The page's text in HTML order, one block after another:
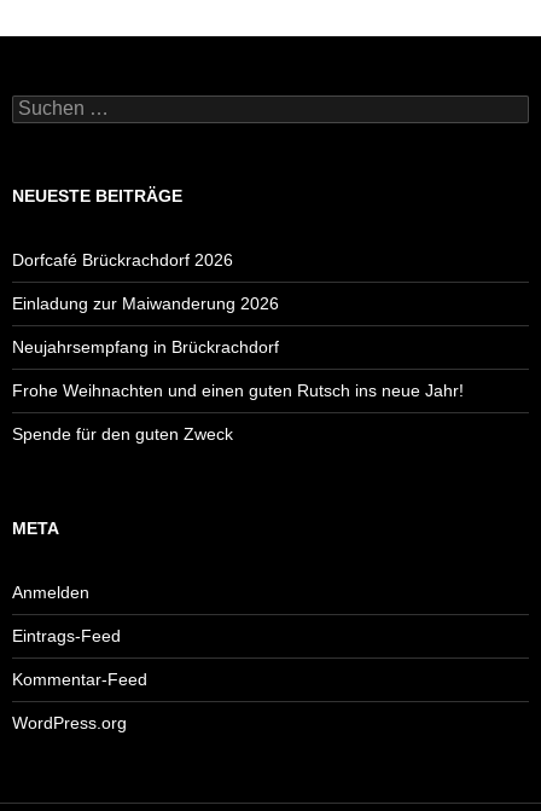
Suchen
nach:
NEUESTE BEITRÄGE
Dorfcafé Brückrachdorf 2026
Einladung zur Maiwanderung 2026
Neujahrsempfang in Brückrachdorf
Frohe Weihnachten und einen guten Rutsch ins neue Jahr!
Spende für den guten Zweck
META
Anmelden
Eintrags-Feed
Kommentar-Feed
WordPress.org